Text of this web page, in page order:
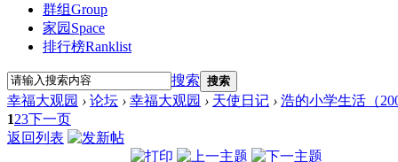
群组Group
家园 Space
排行榜Ranklist
搜索 搜索
幸福大观园 › 论坛 › 幸福大观园 › 天使日记 › 浩的小学生活（
123下一页
返回列表